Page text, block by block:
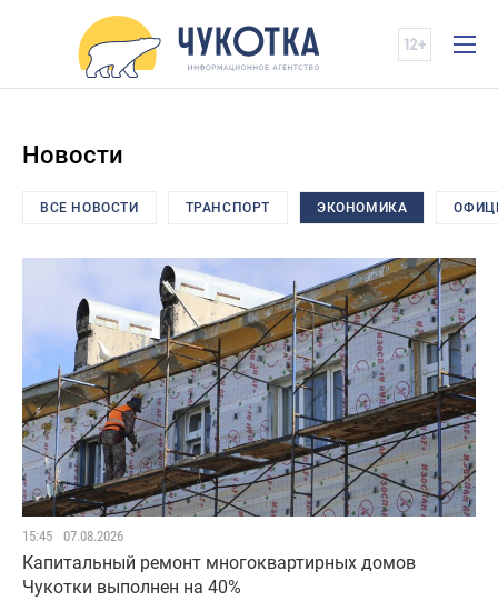
Новости
ВСЕ НОВОСТИ ТРАНСПОРТ ЭКОНОМИКА
15:45 07.08.2026
Капитальный ремонт многоквартирных домов
Чукотки выполнен на 40%